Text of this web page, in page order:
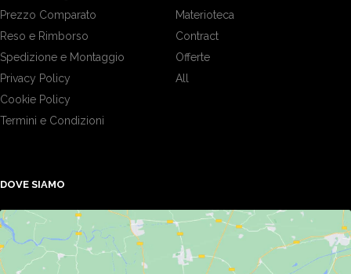
Prezzo Comparato
Reso e Rimborso
Spedizione e Montaggio
Privacy Policy
Cookie Policy
Termini e Condizioni
Materioteca
Contract
Offerte
All
DOVE SIAMO